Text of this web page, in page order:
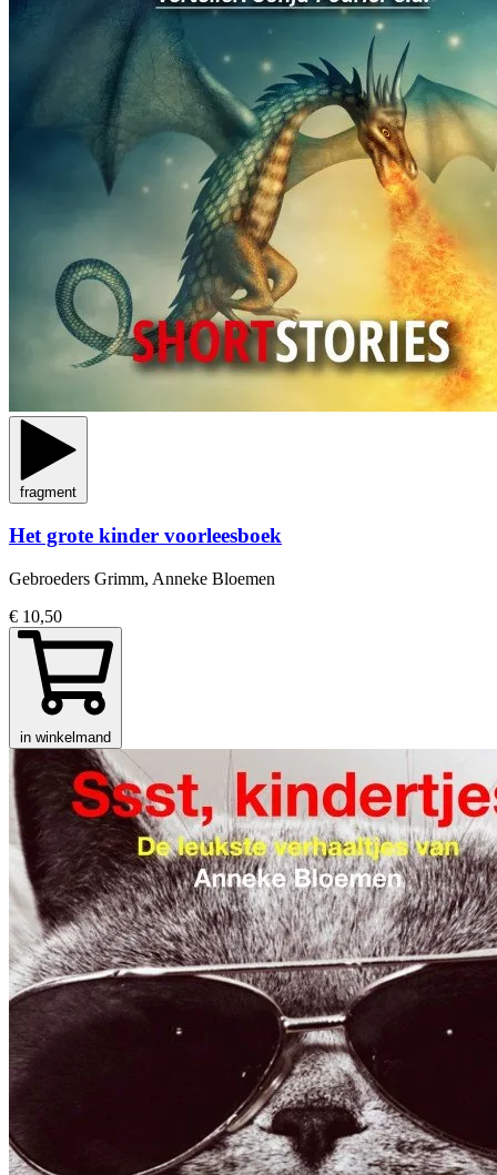
fragment
Het grote kinder voorleesboek
Gebroeders Grimm, Anneke Bloemen
€ 10,50
in winkelmand